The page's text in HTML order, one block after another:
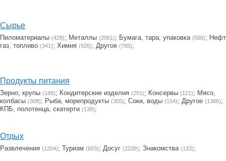
Сырье
Пиломатериалы (428); Металлы (2061); Бумага, тара, упаковка (566);
газ, топливо (341); Химия (926); Другое (785);
Продукты питания
Зерно, крупы (188); Кондитерские изделия (251); Консервы (121); Мясо,
колбасы (308); Рыба, морепродукты (305); Соки, воды (154); Другое (1386);
КПБ, полотенца, скатерти (138);
Отдых
Развлечения (1204); Туризм (603); Досуг (2239); Знакомства (133);